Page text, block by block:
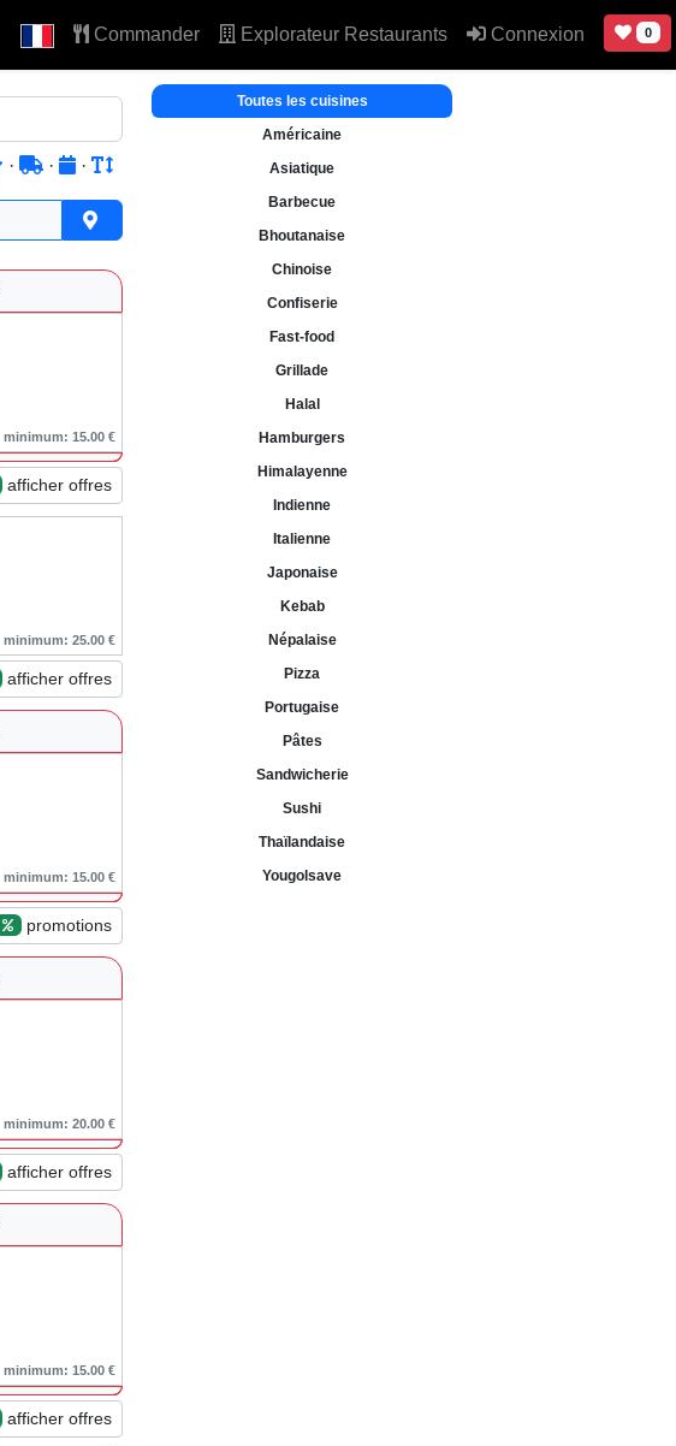
Commander Explorateur Restaurants Connexion 0
· · ·
minimum: 15.00 €
afficher offres
minimum: 25.00 €
afficher offres
minimum: 15.00 €
promotions
minimum: 20.00 €
afficher offres
minimum: 15.00 €
afficher offres
Toutes les cuisines
Américaine
Asiatique
Barbecue
Bhoutanaise
Chinoise
Confiserie
Fast-food
Grillade
Halal
Hamburgers
Himalayenne
Indienne
Italienne
Japonaise
Kebab
Népalaise
Pizza
Portugaise
Pâtes
Sandwicherie
Sushi
Thaïlandaise
Yougolsave